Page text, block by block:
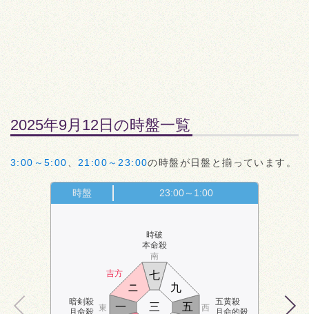
2025年9月12日の時盤一覧
3:00～5:00 、21:00～23:00の時盤が日盤と揃っています。
時盤 23:00～1:00
吉方
時破
本命殺
暗剣殺
月命殺
五黄殺
月命的殺
南
東 西
九
一
ニ
三
五
七